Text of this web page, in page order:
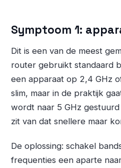
Symptoom 1:
Dit is een van de meest
router gebruikt standaard
een apparaat op 2,4 GHz
slim, maar in de praktijk
wordt naar 5 GHz
zit van dat snellere maar
De oplossing: schakel
frequenties een aparte